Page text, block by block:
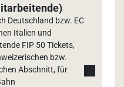
Deutschland bzw. EC
Italien und
FIP 50 Tickets,
bzw.
Abschnitt, für